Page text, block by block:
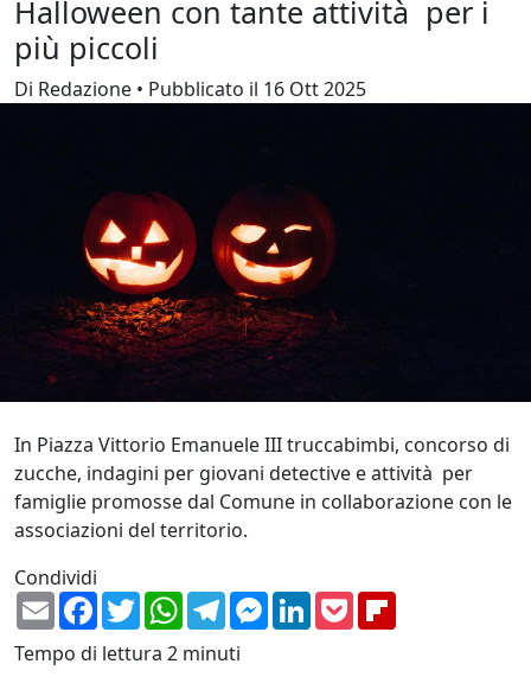
Halloween con tante attività per i
più piccoli
Di Redazione • Pubblicato il 16 Ott 2025
In Piazza Vittorio Emanuele III truccabimbi, concorso di
zucche, indagini per giovani detective e attività per
famiglie promosse dal Comune in collaborazione con le
associazioni del territorio.
Condividi
EmailFacebook
TwitterWhatsApp
TelegramMessenger
LinkedIn
Pocket
Tempo di lettura 2 minuti